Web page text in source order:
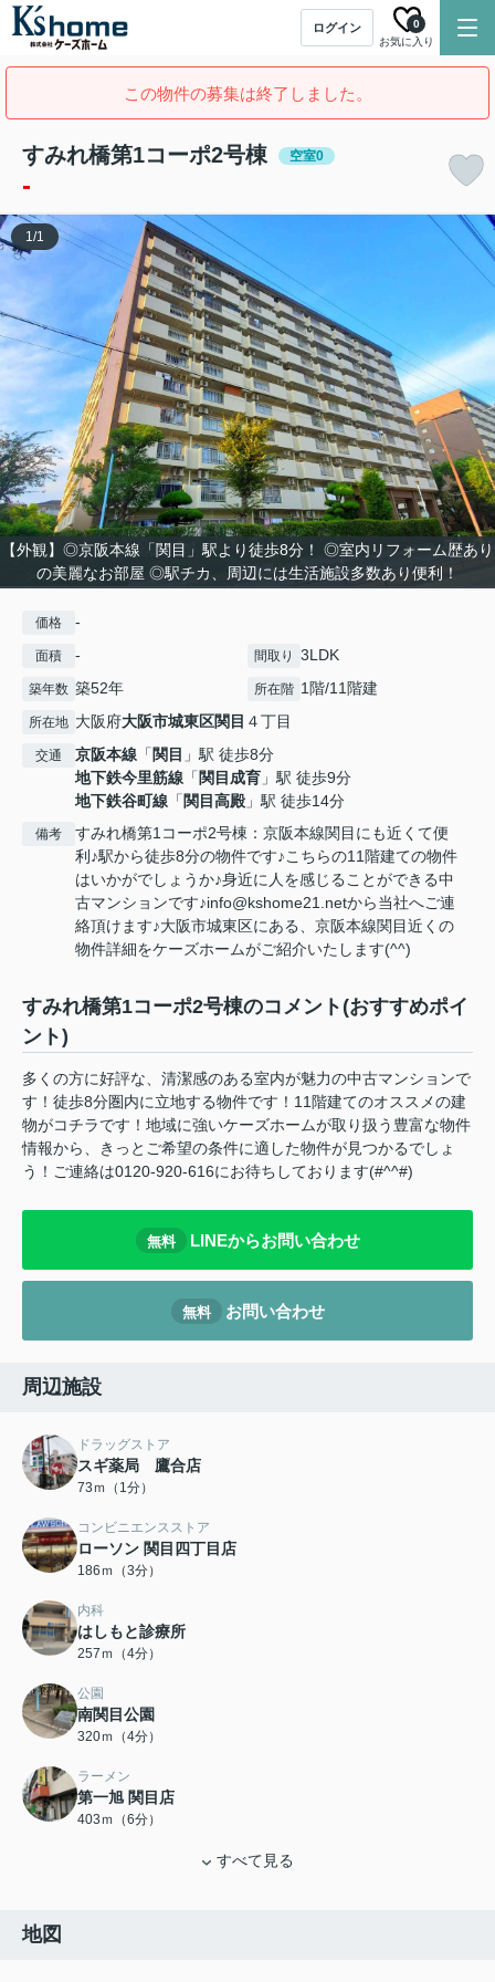
ログイン
お気に入り
0
この物件の募集は終了しました。
すみれ橋第1コーポ2号棟 空室0
-
【外観】◎京阪本線「関目」駅より徒歩8分！ ◎室内リフォーム歴あり
の美麗なお部屋 ◎駅チカ、周辺には生活施設多数あり便利！
1/1
価格 -
面積 - 間取り 3LDK
築年数 築52年 所在階 1階/11階建
所在地 大阪府大阪市城東区関目 ４丁目
交通 京阪本線 「 関目 」駅 徒歩8分
地下鉄今里筋線 「 関目成育 」駅 徒歩9分
地下鉄谷町線 「 関目高殿 」駅 徒歩14分
備考
すみれ橋第1コーポ2号棟：京阪本線関目にも近くて便
利♪駅から徒歩8分の物件です♪こちらの11階建ての物件
はいかがでしょうか♪身近に人を感じることができる中
古マンションです♪info@kshome21.netから当社へご連
絡頂けます♪大阪市城東区にある、京阪本線関目近くの
物件詳細をケーズホームがご紹介いたします(^^)
すみれ橋第1コーポ2号棟のコメント(おすすめポイ
ント)
多くの方に好評な、清潔感のある室内が魅力の中古マンションで
す！徒歩8分圏内に立地する物件です！11階建てのオススメの建
物がコチラです！地域に強いケーズホームが取り扱う豊富な物件
情報から、きっとご希望の条件に適した物件が見つかるでしょ
う！ご連絡は0120-920-616にお待ちしております(#^^#)
無料 LINEからお問い合わせ
無料 お問い合わせ
周辺施設
ドラッグストア
スギ薬局 鷹合店
73ｍ（1分）
コンビニエンスストア
ローソン 関目四丁目店
186ｍ（3分）
内科
はしもと診療所
257ｍ（4分）
公園
南関目公園
320ｍ（4分）
ラーメン
第一旭 関目店
403ｍ（6分）
すべて見る
地図